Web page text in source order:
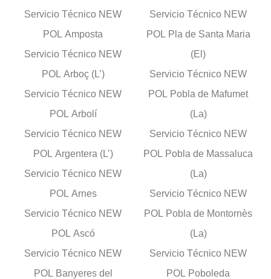
Servicio Técnico NEW
POL Amposta
Servicio Técnico NEW
POL Arboç (L’)
Servicio Técnico NEW
POL Arbolí
Servicio Técnico NEW
POL Argentera (L’)
Servicio Técnico NEW
POL Arnes
Servicio Técnico NEW
POL Ascó
Servicio Técnico NEW
POL Banyeres del
Servicio Técnico NEW
POL Pla de Santa Maria
(El)
Servicio Técnico NEW
POL Pobla de Mafumet
(La)
Servicio Técnico NEW
POL Pobla de Massaluca
(La)
Servicio Técnico NEW
POL Pobla de Montornès
(La)
Servicio Técnico NEW
POL Poboleda